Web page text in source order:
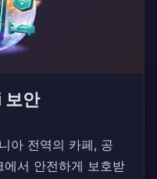
보안
아 전역의 카페, 공
서 안전하게 보호받